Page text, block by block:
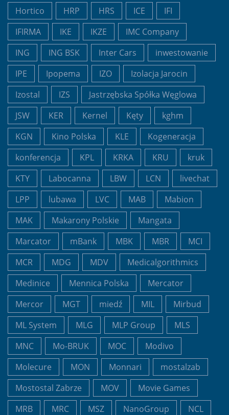
Hortico
HRP HRS ICE
IFI
IFIRMA
IKE IKZE
IMC Company
ING
ING BSK Inter Cars
inwestowanie
IPE
Ipopema IZO
Izolacja Jarocin
Izostal
IZS
Jastrzębska Spółka Węglowa
JSW
KER Kernel Kęty
kghm
KGN
Kino Polska KLE
Kogeneracja
konferencja
KPL KRKA KRU
kruk
KTY
Labocanna LBW LCN
livechat
LPP
lubawa LVC MAB
Mabion
MAK
Makarony Polskie
Mangata
Marcator
mBank MBK MBR
MCI
MCR
MDG MDV
Medicalgorithmics
Medinice
Mennica Polska
Mercator
Mercor
MGT miedź MIL
Mirbud
ML System
MLG MLP Group
MLS
MNC
Mo-BRUK MOC
Modivo
Molecure
MON Monnari
mostalzab
Mostostal Zabrze
MOV
Movie Games
MRB
MRC MSZ NanoGroup
NCL